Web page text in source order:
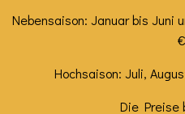
Nebensaison: Januar bis Juni
€
Hochsaison: Juli,
Die Preise